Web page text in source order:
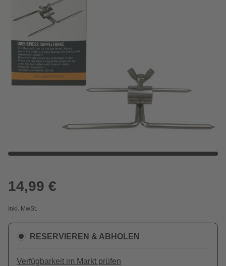
14,99 €
Inkl. MwSt.
RESERVIEREN & ABHOLEN
Verfügbarkeit im Markt prüfen